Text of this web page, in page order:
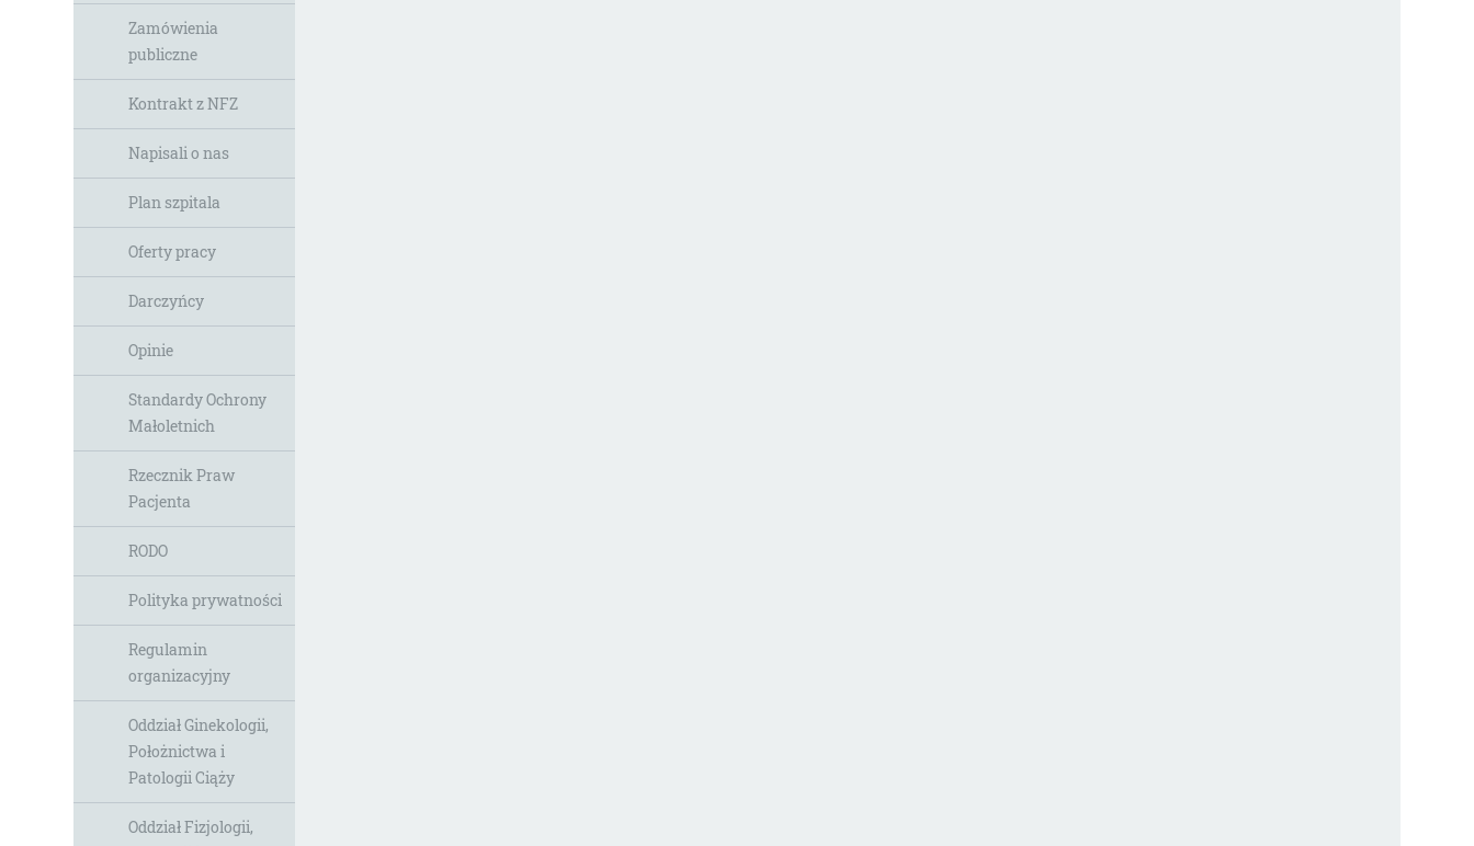
Zamówienia
publiczne
Kontrakt z NFZ
Napisali o nas
Plan szpitala
Oferty pracy
Darczyńcy
Opinie
Standardy Ochrony
Małoletnich
Rzecznik Praw
Pacjenta
RODO
Polityka prywatności
Regulamin
organizacyjny
Oddział Ginekologii,
Położnictwa i
Patologii Ciąży
Oddział Fizjologii,